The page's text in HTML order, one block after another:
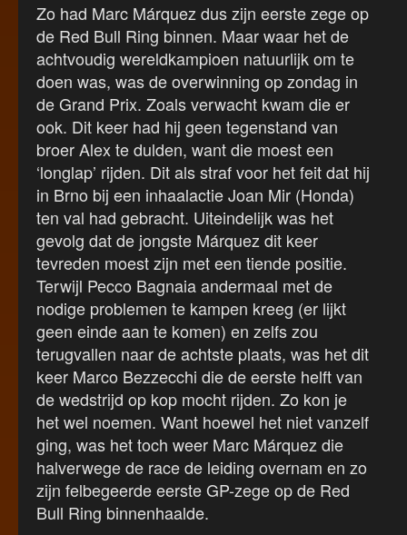
Zo had Marc Márquez dus zijn eerste zege op
de Red Bull Ring binnen. Maar waar het de
achtvoudig wereldkampioen natuurlijk om te
doen was, was de overwinning op zondag in
de Grand Prix. Zoals verwacht kwam die er
ook. Dit keer had hij geen tegenstand van
broer Alex te dulden, want die moest een
‘longlap’ rijden. Dit als straf voor het feit dat hij
in Brno bij een inhaalactie Joan Mir (Honda)
ten val had gebracht. Uiteindelijk was het
gevolg dat de jongste Márquez dit keer
tevreden moest zijn met een tiende positie.
Terwijl Pecco Bagnaia andermaal met de
nodige problemen te kampen kreeg (er lijkt
geen einde aan te komen) en zelfs zou
terugvallen naar de achtste plaats, was het dit
keer Marco Bezzecchi die de eerste helft van
de wedstrijd op kop mocht rijden. Zo kon je
het wel noemen. Want hoewel het niet vanzelf
ging, was het toch weer Marc Márquez die
halverwege de race de leiding overnam en zo
zijn felbegeerde eerste GP-zege op de Red
Bull Ring binnenhaalde.